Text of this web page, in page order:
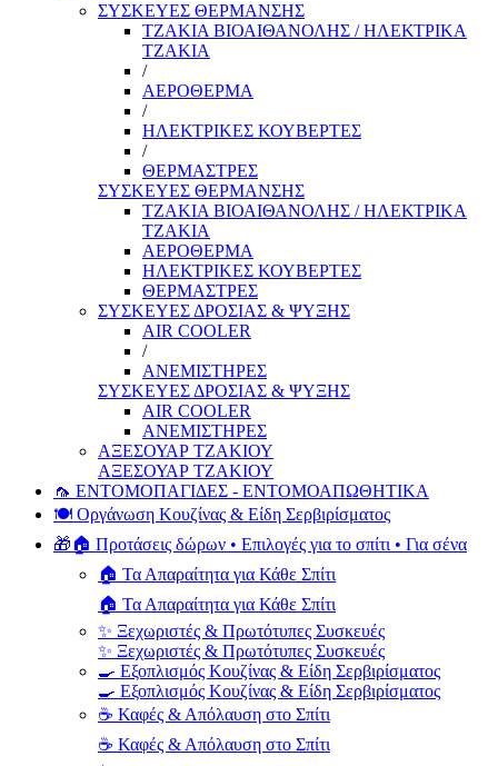
ΣΥΣΚΕΥΕΣ ΘΕΡΜΑΝΣΗΣ
ΤΖΑΚΙΑ ΒΙΟΑΙΘΑΝΟΛΗΣ / ΗΛΕΚΤΡΙΚΑ
ΤΖΑΚΙΑ
/
ΑΕΡΟΘΕΡΜΑ
/
ΗΛΕΚΤΡΙΚΕΣ ΚΟΥΒΕΡΤΕΣ
/
ΘΕΡΜΑΣΤΡΕΣ
ΣΥΣΚΕΥΕΣ ΘΕΡΜΑΝΣΗΣ
ΤΖΑΚΙΑ ΒΙΟΑΙΘΑΝΟΛΗΣ / ΗΛΕΚΤΡΙΚΑ
ΤΖΑΚΙΑ
ΑΕΡΟΘΕΡΜΑ
ΗΛΕΚΤΡΙΚΕΣ ΚΟΥΒΕΡΤΕΣ
ΘΕΡΜΑΣΤΡΕΣ
ΣΥΣΚΕΥΕΣ ΔΡΟΣΙΑΣ & ΨΥΞΗΣ
AIR COOLER
/
ΑΝΕΜΙΣΤΗΡΕΣ
ΣΥΣΚΕΥΕΣ ΔΡΟΣΙΑΣ & ΨΥΞΗΣ
AIR COOLER
ΑΝΕΜΙΣΤΗΡΕΣ
ΑΞΕΣΟΥΑΡ ΤΖΑΚΙΟΥ
ΑΞΕΣΟΥΑΡ ΤΖΑΚΙΟΥ
🦟 ΕΝΤΟΜΟΠΑΓΙΔΕΣ - ΕΝΤΟΜΟΑΠΩΘΗΤΙΚΑ
🍽️ Οργάνωση Κουζίνας & Είδη Σερβιρίσματος
🎁🏠 Προτάσεις δώρων • Επιλογές για το σπίτι • Για σένα
🏠 Τα Απαραίτητα για Κάθε Σπίτι
🏠 Τα Απαραίτητα για Κάθε Σπίτι
✨ Ξεχωριστές & Πρωτότυπες Συσκευές
✨ Ξεχωριστές & Πρωτότυπες Συσκευές
🍳 Εξοπλισμός Κουζίνας & Είδη Σερβιρίσματος
🍳 Εξοπλισμός Κουζίνας & Είδη Σερβιρίσματος
☕ Καφές & Απόλαυση στο Σπίτι
☕ Καφές & Απόλαυση στο Σπίτι